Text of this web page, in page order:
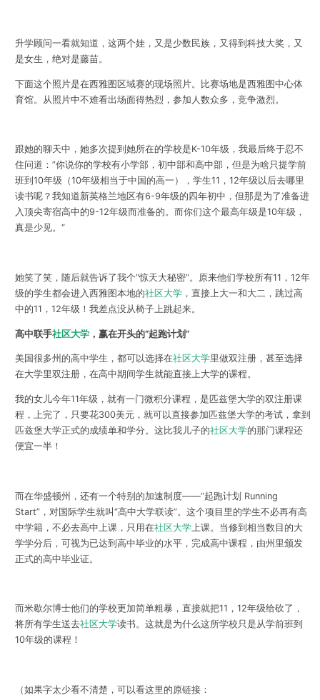
升学顾问一看就知道，这两个娃，又是少数民族，又得到科技大奖，又
是女生，绝对是藤苗。
下面这个照片是在西雅图区域赛的现场照片。比赛场地是西雅图中心体
育馆。从照片中不难看出场面得热烈，参加人数众多，竞争激烈。
跟她的聊天中，她多次提到她所在的学校是K-10年级，我最后终于忍不
住问道：”你说你的学校有小学部，初中部和高中部，但是为啥只提学前
班到10年级（10年级相当于中国的高一），学生11，12年级以后去哪里
读书呢？我知道新英格兰地区有6-9年级的四年初中，但那是为了准备进
入顶尖寄宿高中的9-12年级而准备的。而你们这个最高年级是10年级，
真是少见。“
她笑了笑，随后就告诉了我个“惊天大秘密”。原来他们学校所有11，12年
级的学生都会进入西雅图本地的社区大学，直接上大一和大二，跳过高
中的11，12年级！我差点没从椅子上跳起来。
高中联手社区大学，赢在开头的“起跑计划”
美国很多州的高中学生，都可以选择在社区大学里做双注册，甚至选择
在大学里双注册，在高中期间学生就能直接上大学的课程。
我的女儿今年11年级，就有一门微积分课程，是匹兹堡大学的双注册课
程，上完了，只要花300美元，就可以直接参加匹兹堡大学的考试，拿到
匹兹堡大学正式的成绩单和学分。这比我儿子的社区大学的那门课程还
便宜一半！
而在华盛顿州，还有一个特别的加速制度——“起跑计划 Running
Start”，对国际学生就叫“高中大学联读”。这个项目里的学生不必再有高
中学籍，不必去高中上课，只用在社区大学上课。当修到相当数目的大
学学分后，可视为已达到高中毕业的水平，完成高中课程，由州里颁发
正式的高中毕业证。
而米歇尔博士他们的学校更加简单粗暴，直接就把11，12年级给砍了，
将所有学生送去社区大学读书。这就是为什么这所学校只是从学前班到
10年级的课程！
（如果字太少看不清楚，可以看这里的原链接：